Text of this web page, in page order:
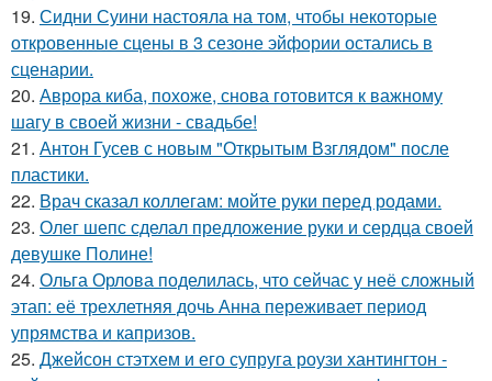
19. Сидни Суини настояла на том, чтобы некоторые
откровенные сцены в 3 сезоне эйфории остались в
сценарии.
20. Аврора киба, похоже, снова готовится к важному
шагу в своей жизни - свадьбе!
21. Антон Гусев с новым "Открытым Взглядом" после
пластики.
22. Врач сказал коллегам: мойте руки перед родами.
23. Олег шепс сделал предложение руки и сердца своей
девушке Полине!
24. Ольга Орлова поделилась, что сейчас у неё сложный
этап: её трехлетняя дочь Анна переживает период
упрямства и капризов.
25. Джейсон стэтхем и его супруга роузи хантингтон -